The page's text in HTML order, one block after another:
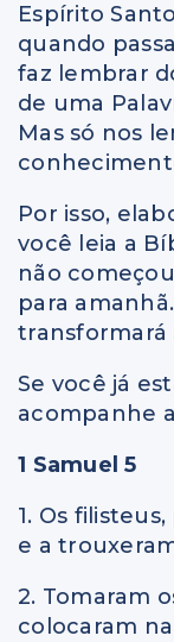
Espírito
quando
faz lembrar
de uma
Mas só nos
Por isso,
você leia a
não
para
transformará
Se você já
acompanhe
1 Samuel 5
1. Os
e a
2. Tomaram
colocaram